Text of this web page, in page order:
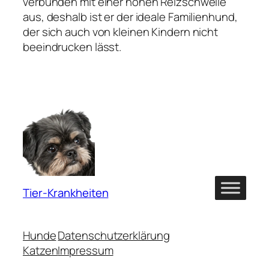
aus, deshalb ist er der ideale Familienhund,
der sich auch von kleinen Kindern nicht
beeindrucken lässt.
Tier-Krankheiten
Hunde
Katzen
Datenschutzerklärung
Impressum